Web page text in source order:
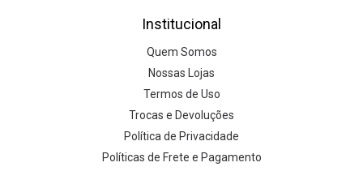
Institucional
Quem Somos
Nossas Lojas
Termos de Uso
Trocas e Devoluções
Política de Privacidade
Políticas de Frete e Pagamento